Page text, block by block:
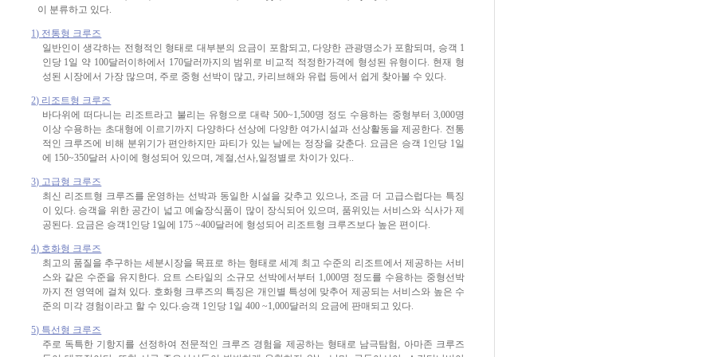
이 분류하고 있다.
1) 전통형 크루즈
일반인이 생각하는 전형적인 형태로 대부분의 요금이 포함되고, 다양한 관광명소가 포함되며, 승객 1
인당 1일 약 100달러이하에서 170달러까지의 범위로 비교적 적정한가격에 형성된 유형이다. 현재 형
성된 시장에서 가장 많으며, 주로 중형 선박이 많고, 카리브해와 유럽 등에서 쉽게 찾아볼 수 있다.
2) 리조트형 크루즈
바다위에 떠다니는 리조트라고 불리는 유형으로 대략 500~1,500명 정도 수용하는 중형부터 3,000명
이상 수용하는 초대형에 이르기까지 다양하다 선상에 다양한 여가시설과 선상활동을 제공한다. 전통
적인 크루즈에 비해 분위기가 편안하지만 파티가 있는 날에는 정장을 갖춘다. 요금은 승객 1인당 1일
에 150~350달러 사이에 형성되어 있으며, 계절,선사,일정별로 차이가 있다..
3) 고급형 크루즈
최신 리조트형 크루즈를 운영하는 선박과 동일한 시설을 갖추고 있으나, 조금 더 고급스럽다는 특징
이 있다. 승객을 위한 공간이 넓고 예술장식품이 많이 장식되어 있으며, 품위있는 서비스와 식사가 제
공된다. 요금은 승객1인당 1일에 175 ~400달러에 형성되어 리조트형 크루즈보다 높은 편이다.
4) 호화형 크루즈
최고의 품질을 추구하는 세분시장을 목표로 하는 형태로 세계 최고 수준의 리조트에서 제공하는 서비
스와 같은 수준을 유지한다. 요트 스타일의 소규모 선박에서부터 1,000명 정도를 수용하는 중형선박
까지 전 영역에 걸쳐 있다. 호화형 크루즈의 특징은 개인별 특성에 맞추어 제공되는 서비스와 높은 수
준의 미각 경험이라고 할 수 있다.승객 1인당 1일 400 ~1,000달러의 요금에 판매되고 있다.
5) 특선형 크루즈
주로 독특한 기항지를 선정하여 전문적인 크루즈 경험을 제공하는 형태로 남극탐험, 아마존 크루즈